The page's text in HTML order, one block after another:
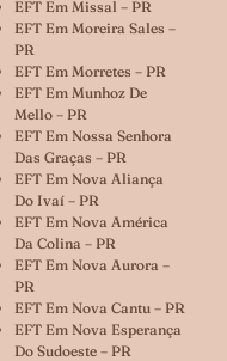
EFT Em Missal – PR
EFT Em Moreira Sales –
PR
EFT Em Morretes – PR
EFT Em Munhoz De
Mello – PR
EFT Em Nossa Senhora
Das Graças – PR
EFT Em Nova Aliança
Do Ivaí – PR
EFT Em Nova América
Da Colina – PR
EFT Em Nova Aurora –
PR
EFT Em Nova Cantu – PR
EFT Em Nova Esperança
Do Sudoeste – PR